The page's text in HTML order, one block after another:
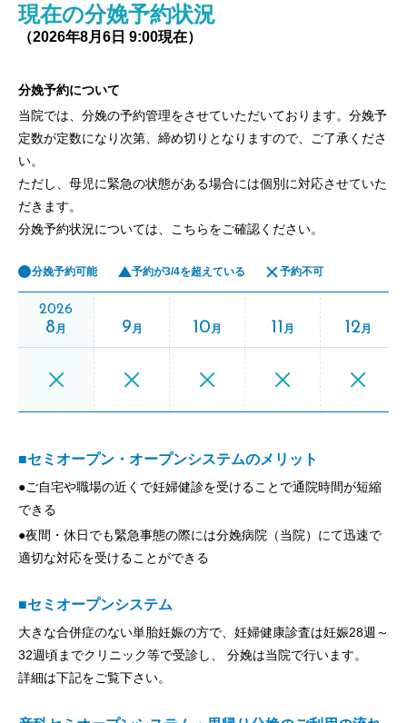
現在の分娩予約状況
（2026年8月6日 9:00現在）
分娩予約について
当院では、分娩の予約管理をさせていただいております。分娩予
定数が定数になり次第、締め切りとなりますので、ご了承くださ
い。
ただし、母児に緊急の状態がある場合には個別に対応させていた
だきます。
分娩予約状況については、こちらをご確認ください。
分娩予約可能 予約が3/4を超えている 予約不可
2026
8月 9月 10月 11 月 12月
■セミオープン・オープンシステムのメリット
●ご自宅や職場の近くで妊婦健診を受けることで通院時間が短縮
できる
●夜間・休日でも緊急事態の際には分娩病院（当院）にて迅速で
適切な対応を受けることができる
■セミオープンシステム
大きな合併症のない単胎妊娠の方で、妊婦健康診査は妊娠28週～
32週頃までクリニック等で受診し、 分娩は当院で行います。
詳細は下記をご覧下さい。